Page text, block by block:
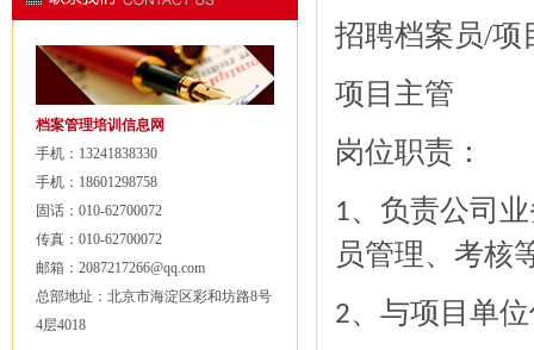
档案管理培训信息网
手机：13241838330
手机：18601298758
固话：010-62700072
传真：010-62700072
邮箱：2087217266@qq.com
总部地址：北京市海淀区彩和坊路8号
4层4018
招聘档案员/项
项目主管
岗位职责：
1、负责公司
员管理、考核
2、与项目单